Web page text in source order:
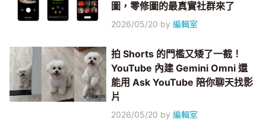
圖，零修圖的最真實社群來了
2026/05/20 by編輯室
拍 Shorts 的門檻又矮了一截！
YouTube 內建 Gemini Omni 還
能用 Ask YouTube 陪你聊天找影
片
2026/05/20 by編輯室